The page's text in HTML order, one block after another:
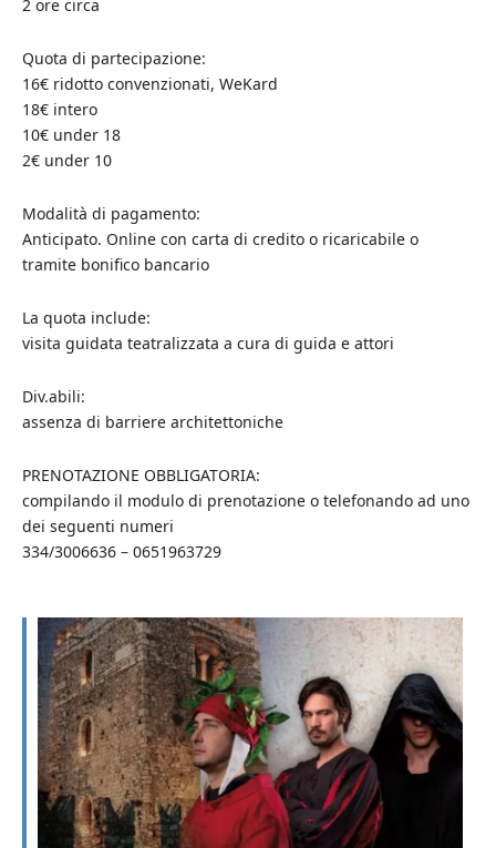
2 ore circa
Quota di partecipazione:
16€ ridotto convenzionati, WeKard
18€ intero
10€ under 18
2€ under 10
Modalità di pagamento:
Anticipato. Online con carta di credito o ricaricabile o
tramite bonifico bancario
La quota include:
visita guidata teatralizzata a cura di guida e attori
Div.abili:
assenza di barriere architettoniche
PRENOTAZIONE OBBLIGATORIA:
compilando il modulo di prenotazione o telefonando ad uno
dei seguenti numeri
334/3006636 – 0651963729